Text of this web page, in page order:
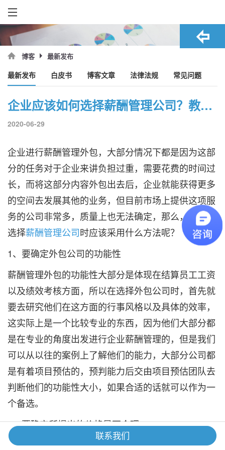
博客 最新发布
最新发布 白皮书 博客文章 法律法规 常见问题
企业应该如何选择薪酬管理公司？教你几招！
2020-06-29
企业进行薪酬管理外包，大部分情况下都是因为这部
分的任务对于企业来讲负担过重，需要花费的时间过
长，而将这部分内容外包出去后，企业就能获得更多
的空间去发展其他的业务，但目前市场上提供这项服
务的公司非常多，质量上也无法确定，那么，企业在
选择薪酬管理公司时应该采用什么方法呢？
1、要确定外包公司的功能性
薪酬管理外包的功能性大部分是体现在结算员工工资
以及绩效考核方面，所以在选择外包公司时，首先就
要去研究他们在这方面的行事风格以及具体的效率，
这实际上是一个比较专业的东西，因为他们大部分都
是在专业的角度出发进行企业薪酬管理的，但是我们
可以从以往的案例上了解他们的能力，大部分公司都
是有着项目预估的，预判能力后交由项目预估团队去
判断他们的功能性大小，如果合适的话就可以作为一
个备选。
2、要确定所提出的价格是否合理
有很多薪酬管理公司在企业急需该方面管理团队时，
联系我们